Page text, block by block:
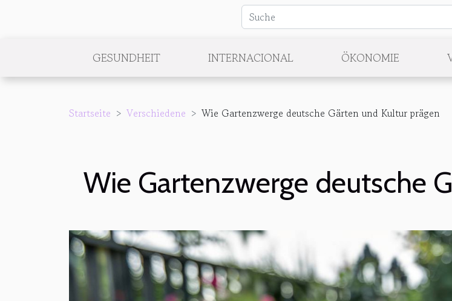
GESUNDHEIT INTERNACIONAL ÖKONOMIE
Startseite Verschiedene Wie Gartenzwerge deutsche Gärten und Kultur prägen
Wie Gartenzwerge deutsche